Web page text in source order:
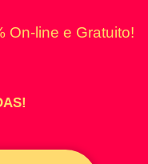
On-line e Gratuito!